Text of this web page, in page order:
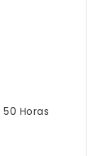
50 Horas